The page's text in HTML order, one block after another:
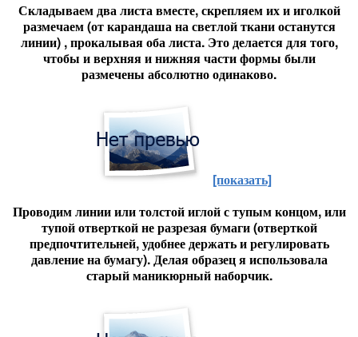
Складываем два листа вместе, скрепляем их и иголкой
размечаем (от карандаша на светлой ткани останутся
линии) , прокалывая оба листа. Это делается для того,
чтобы и верхняя и нижняя части формы были
размечены абсолютно одинаково.
[показать]
Проводим линии или толстой иглой с тупым концом, или
тупой отверткой не разрезая бумаги (отверткой
предпочтительней, удобнее держать и регулировать
давление на бумагу). Делая образец я использовала
старый маникюрный наборчик.